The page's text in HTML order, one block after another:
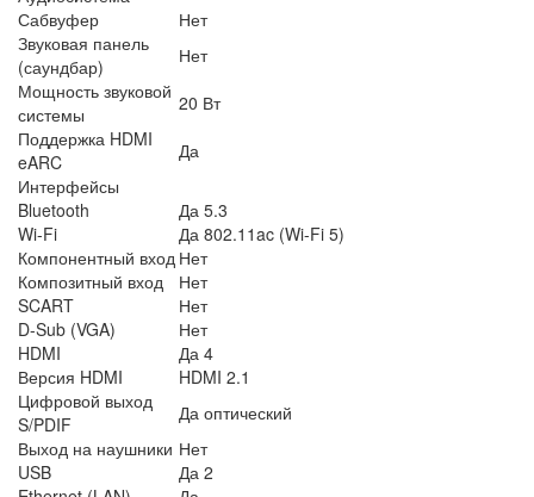
Сабвуфер
Нет
Звуковая панель
(саундбар)
Нет
Мощность звуковой
системы
20 Вт
Поддержка HDMI
eARC
Да
Интерфейсы
Bluetooth
Да 5.3
Wi-Fi
Да 802.11ac (Wi-Fi 5)
Компонентный вход Нет
Композитный вход
Нет
SCART
Нет
D-Sub (VGA)
Нет
HDMI
Да 4
Версия HDMI
HDMI 2.1
Цифровой выход
S/PDIF
Да оптический
Выход на наушники Нет
USB
Да 2